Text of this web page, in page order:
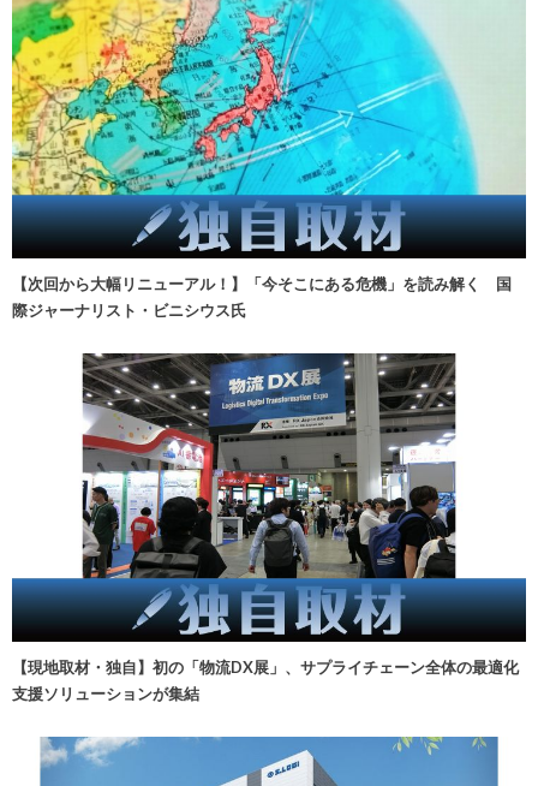
【次回から大幅リニューアル！】「今そこにある危機」を読み解く 国
際ジャーナリスト・ビニシウス氏
【現地取材・独自】初の「物流DX展」、サプライチェーン全体の最適化
支援ソリューションが集結